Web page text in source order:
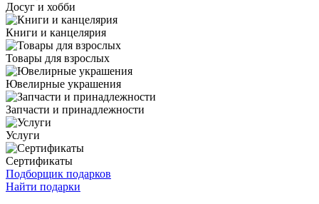
Досуг и хобби
Книги и канцелярия
Товары для взрослых
Ювелирные украшения
Запчасти и принадлежности
Услуги
Сертификаты
Подборщик подарков
Найти подарки